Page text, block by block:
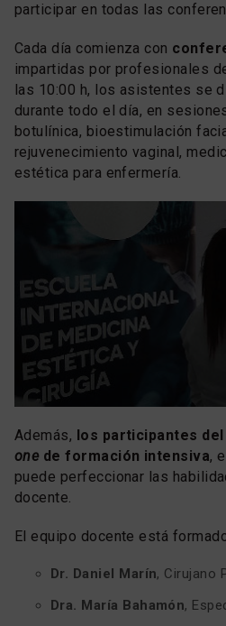
participar en todas las
Cada día comienza con
impartidas por profesionales
las 10:00 h, los asistentes se
durante todo el día, en
botulínica, bioestimulación
rejuvenecimiento vaginal,
estética para enfermería.
Además, los participantes
one de formación intensiva,
puede perfeccionar las
docente.
El equipo docente está
Dr. Daniel Marín, Cirujano
Dra. María Bahamón,